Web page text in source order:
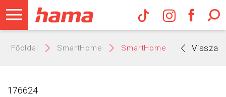
Hama
Főoldal SmartHome SmartHome Vissza
176624